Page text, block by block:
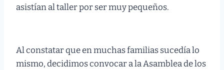
asistían al taller por ser muy pequeños.
Al constatar que en muchas familias sucedía lo
mismo, decidimos convocar a la Asamblea de los